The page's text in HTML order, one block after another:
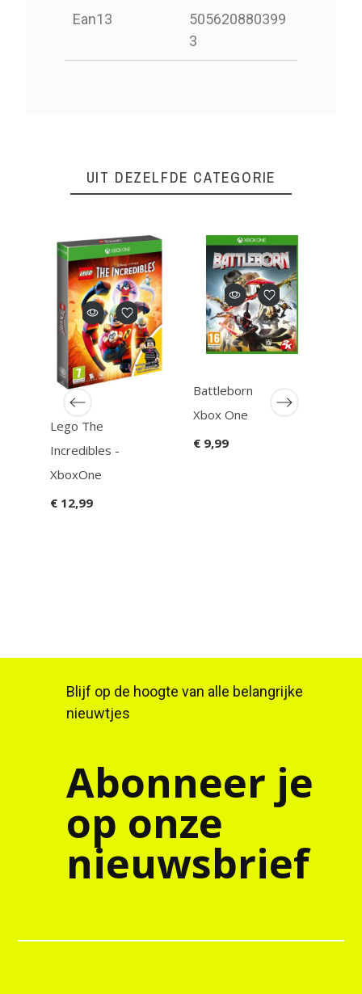
Ean13
505620880399
3
UIT DEZELFDE CATEGORIE
Lego The
Incredibles -
XboxOne
€ 12,99
Battleborn
Xbox One
€ 9,99
Blijf op de hoogte van alle belangrijke
nieuwtjes
Abonneer je
op onze
nieuwsbrief